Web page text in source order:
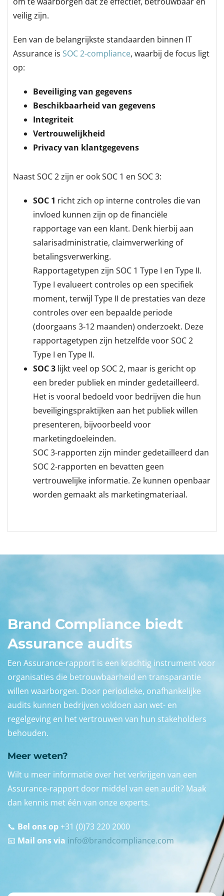
veilig zijn.
Een van de belangrijkste standaarden binnen IT
Assurance is SOC 2-compliance, waarbij de focus ligt
op:
Beveiliging van gegevens
Beschikbaarheid van gegevens
Integriteit
Vertrouwelijkheid
Privacy van klantgegevens
Naast SOC 2 zijn er ook SOC 1 en SOC 3:
SOC 1 richt zich op interne controles die van
invloed kunnen zijn op de financiële
rapportage van een klant. Denk hierbij aan
salarisadministratie, claimverwerking of
betalingsverwerking.
Rapportagetypen zijn SOC 1 Type I en Type II.
Type I evalueert controles op een specifiek
moment, terwijl Type II de prestaties van deze
controles over een bepaalde periode
(doorgaans 3-12 maanden) onderzoekt. Deze
rapportagetypen zijn hetzelfde voor SOC 2
Type I en Type II.
SOC 3 lijkt veel op SOC 2, maar is gericht op
een breder publiek en minder gedetailleerd.
Het is vooral bedoeld voor bedrijven die hun
beveiligingspraktijken aan het publiek willen
presenteren, bijvoorbeeld voor
marketingdoeleinden.
SOC 3-rapporten zijn minder gedetailleerd dan
SOC 2-rapporten en bevatten geen
vertrouwelijke informatie. Ze kunnen openbaar
worden gemaakt als marketingmateriaal.
Brand Compliance biedt
Assurance audits
Een Assurance-rapport is een krachtig instrument voor
organisaties die betrouwbaarheid en transparantie
willen waarborgen. Door periodieke, onafhankelijke
audits kunnen bedrijven voldoen aan wet- en
regelgeving en het vertrouwen van hun stakeholders
behouden.
Meer weten?
Wilt u meer informatie over het verkrijgen van een
Assurance-rapport door middel van een audit? Maak
dan kennis met één van onze experts.
📞 Bel ons op +31 (0)73 220 2000
📧 Mail ons via info@brandcompliance.com